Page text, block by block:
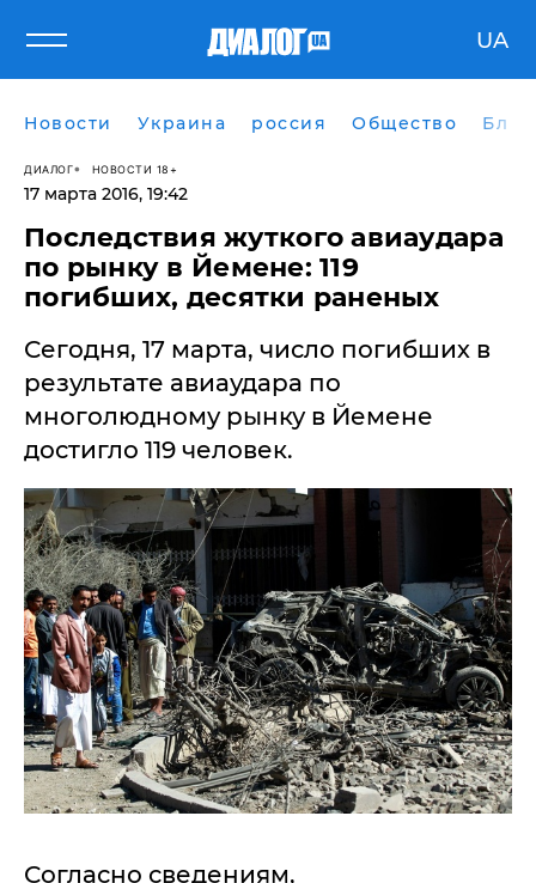
UA
Новости Украина россия Общество
ДИАЛОГ НОВОСТИ 18+
17 марта 2016, 19:42
​Последствия жуткого авиаудара
по рынку в Йемене: 119
погибших, десятки раненых
Сегодня, 17 марта, число погибших в
результате авиаудара по
многолюдному рынку в Йемене
достигло 119 человек.
Согласно сведениям,